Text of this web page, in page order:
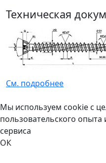
Техническая
См. подробнее
Мы используем cookie с
пользовательского
сервиса
ОК